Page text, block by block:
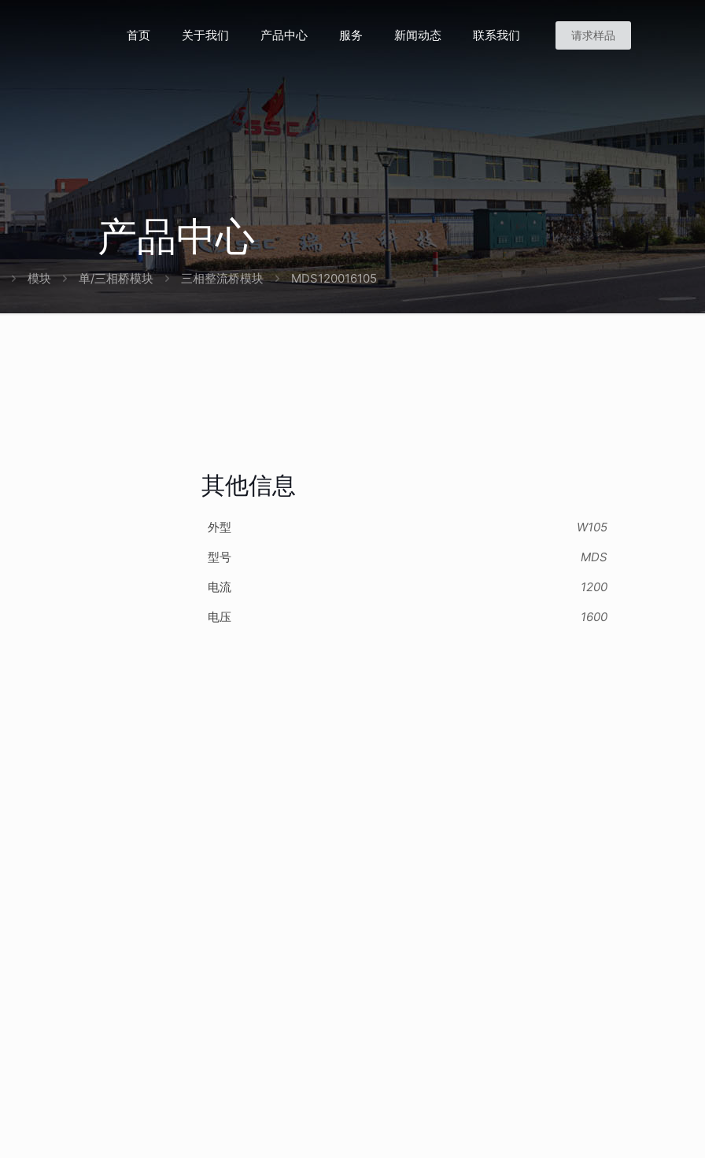
首页 关于我们 产品中心 服务 新闻动态 联系我们 请求样品
产品中心
模块 单/三相桥模块 三相整流桥模块 MDS120016105
其他信息
外型
W105
型号
MDS
电流
1200
电压
1600